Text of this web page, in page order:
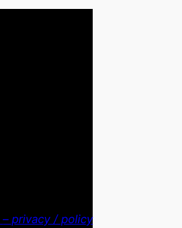
– privacy / policy